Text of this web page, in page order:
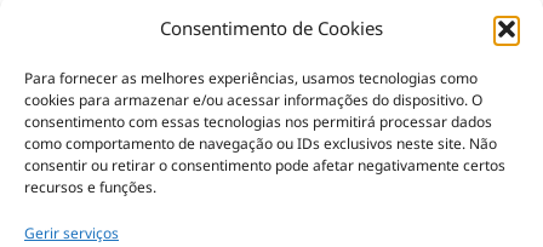
Consentimento de Cookies
Para fornecer as melhores experiências, usamos tecnologias como
cookies para armazenar e/ou acessar informações do dispositivo.O
consentimento com essas tecnologias nos permitirá processar dados
como comportamento de navegação ou IDs exclusivos neste site. Não
consentir ou retirar o consentimento pode afetar negativamente certos
recursos e funções.
Gerir serviços